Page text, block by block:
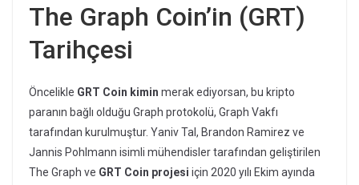
The Graph Coin’in (GRT)
Tarihçesi
Öncelikle GRT Coin kimin merak ediyorsan, bu kripto
paranın bağlı olduğu Graph protokolü, Graph Vakfı
tarafından kurulmuştur. Yaniv Tal, Brandon Ramirez ve
Jannis Pohlmann isimli mühendisler tarafından geliştirilen
The Graph ve GRT Coin projesi için 2020 yılı Ekim ayında